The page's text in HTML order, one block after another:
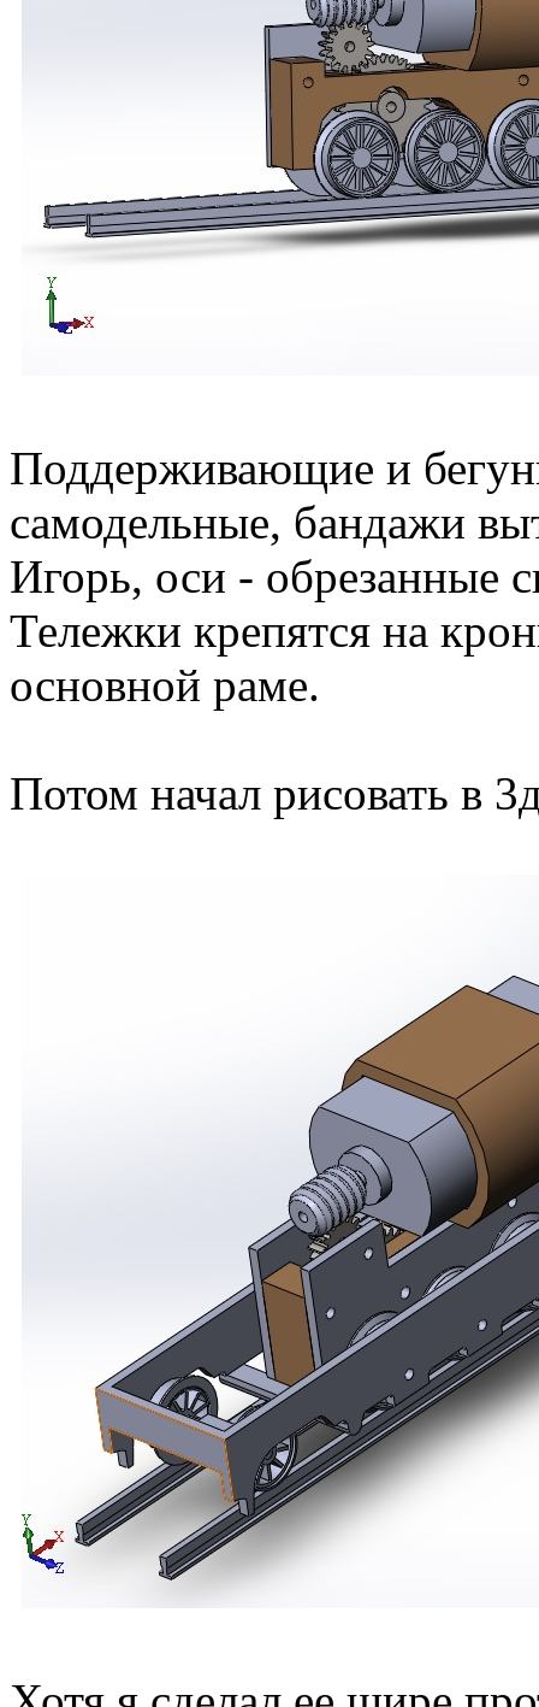
Поддерживающие и
самодельные, бандажи
Игорь, оси - обрезанные
Тележки крепятся на
основной раме.
Потом начал рисовать в